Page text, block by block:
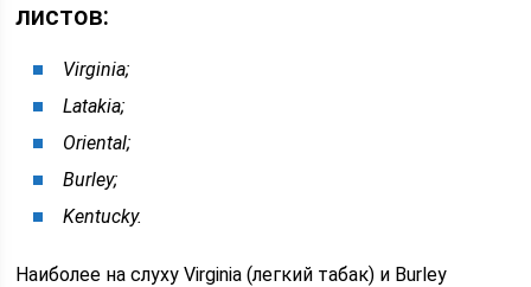
листов:
Virginia;
Latakia;
Oriental;
Burley;
Kentucky.
Наиболее на слуху Virginia (легкий табак) и Burley